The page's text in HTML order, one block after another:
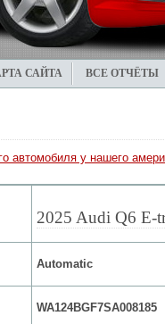
САЙТА ВСЕ ОТЧЁТЫ
автомобиля у нашего
2025 Audi Q6 E-
Automatic
WA124BGF7SA008185